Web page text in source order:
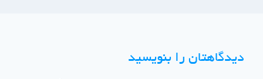
دیدگاهتان را بنویسید